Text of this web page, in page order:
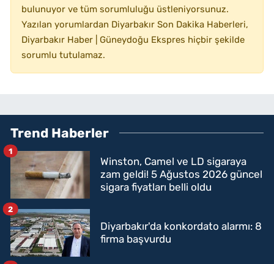
bulunuyor ve tüm sorumluluğu üstleniyorsunuz.
Yazılan yorumlardan Diyarbakır Son Dakika Haberleri,
Diyarbakır Haber | Güneydoğu Ekspres hiçbir şekilde
sorumlu tutulamaz.
Trend Haberler
Winston, Camel ve LD sigaraya
zam geldi! 5 Ağustos 2026 güncel
sigara fiyatları belli oldu
1
Diyarbakır'da konkordato alarmı: 8
firma başvurdu
2